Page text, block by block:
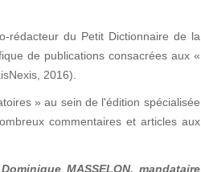
rédacteur du Petit Dictionnaire de la
de publications consacrées aux «
2016).
» au sein de l'édition spécialisée
commentaires et articles aux
Dominique MASSELON, mandataire